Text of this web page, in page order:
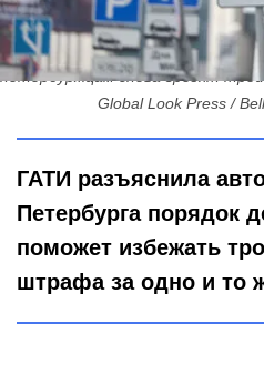
Оставил машину —
петербуржцам снова грозят
Global Look Press /
ГАТИ разъяснила
Петербурга порядок
поможет избежать
штрафа за одно и то